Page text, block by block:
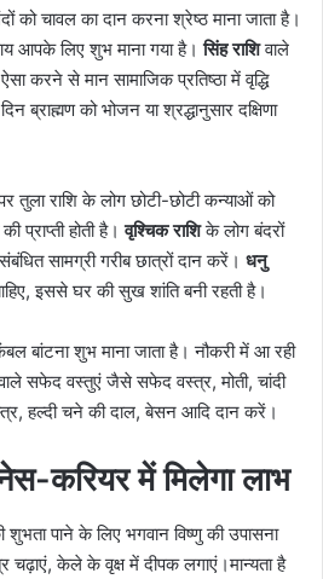
को चावल का दान करना श्रेष्ठ माना जाता है।
आपके लिए शुभ माना गया है। सिंह राशिवाले
करने से मान सामाजिक प्रतिष्ठा में वृद्धि
ब्राह्मण को भोजन या श्रद्धानुसार दक्षिणा
तुला राशि के लोग छोटी-छोटी कन्याओं को
प्राप्ती होती है।वृश्चिक राशिके लोग बंदरों
सामग्री गरीब छात्रों दान करें। धनु
इससे घर की सुख शांति बनी रहती है।
बांटना शुभ माना जाता है। नौकरी में आ रही
सफेद वस्तुएं जैसे सफेद वस्त्र, मोती, चांदी
हल्दी चने की दाल, बेसन आदि दान करें।
करियर में मिलेगा लाभ
शुभता पाने के लिए भगवान विष्णु की उपासना
चढ़ाएं, केले के वृक्ष में दीपक लगाएं।मान्यता है